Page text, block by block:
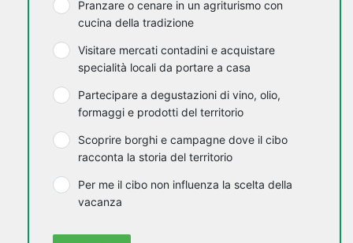
Pranzare o cenare in un agriturismo con
cucina della tradizione
Visitare mercati contadini e acquistare
specialità locali da portare a casa
Partecipare a degustazioni di vino, olio,
formaggi e prodotti del territorio
Scoprire borghi e campagne dove il cibo
racconta la storia del territorio
Per me il cibo non influenza la scelta della
vacanza